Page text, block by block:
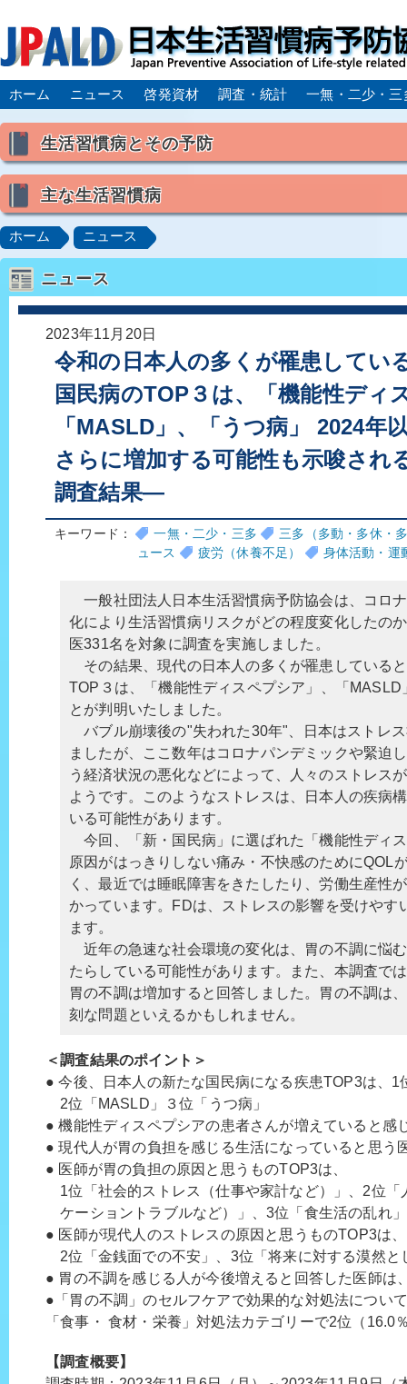
ホーム ニュース 啓発資材 調査・統計 一無・二少・三
生活習慣病とその予防
喫煙
食生活
主な生活習慣病
高血圧 脂質異常症（高脂血症）
肥満症／メタボリックシンドローム
動脈硬化
心
脂肪肝／NAFLD／NASH
ロコモティブシンドローム／サルコペニア／フレイル
ホーム ニュース
ニュース
2023年11月20日
令和の日本人の多くが罹患してい
国民病のTOP３は、「機能性ディ
「MASLD」、「うつ病」 2024年
さらに増加する可能性も示唆され
調査結果―
キーワード： 一無・二少・三多
三多（多動・多休・
ュース
疲労（休養不足） 身体活動・運
一般社団法人日本生活習慣病予防協会は、コロ
化により生活習慣病リスクがどの程度変化したの
医331名を対象に調査を実施しました。
その結果、現代の日本人の多くが罹患している
TOP３は、「機能性ディスペプシア」、「
とが判明いたしました。
バブル崩壊後の"失われた30年"、日本はストレ
ましたが、ここ数年はコロナパンデミックや緊迫
う経済状況の悪化などによって、人々のストレス
ようです。このようなストレスは、日本人の疾病
いる可能性があります。
今回、「新・国民病」に選ばれた「機能性ディ
原因がはっきりしない痛み・不快感のためにQOL
く、最近では睡眠障害をきたしたり、労働生産性
かっています。FDは、ストレスの影響を受けやす
ます。
近年の急速な社会環境の変化は、胃の不調に悩
たらしている可能性があります。また、本調査で
胃の不調は増加すると回答しました。胃の不調は
刻な問題といえるかもしれません。
＜調査結果のポイント＞
● 今後、日本人の新たな国民病になる疾患TOP3は、1
2位「MASLD」３位「うつ病」
● 機能性ディスペプシアの患者さんが増えていると感
● 現代人が胃の負担を感じる生活になっていると思う
● 医師が胃の負担の原因と思うものTOP3は、
1位「社会的ストレス（仕事や家計など）」、2位「
ケーショントラブルなど）」、3位「食生活の乱れ」
● 医師が現代人のストレスの原因と思うものTOP3は
2位「金銭面での不安」、3位「将来に対する漠然と
● 胃の不調を感じる人が今後増えると回答した医師は
●「胃の不調」のセルフケアで効果的な対処法につい
「食事・ 食材・栄養」対処法カテゴリーで2位（16.0
【調査概要】